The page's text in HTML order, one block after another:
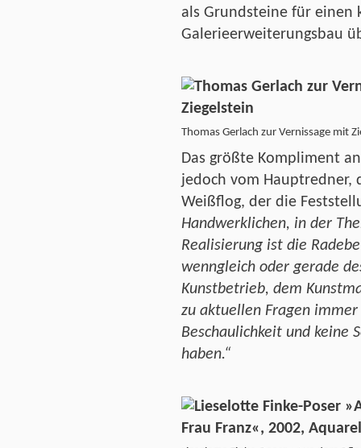
als Grundsteine für einen
Galerieerweiterungsbau
Thomas Gerlach zur Vernissage mit
Das größte Kompliment
jedoch vom Hauptredner,
Weißflog, der die
Handwerklichen, in der
Realisierung ist die
wenngleich oder gerade
Kunstbetrieb, dem
zu aktuellen Fragen
Beschaulichkeit und keine
haben.“